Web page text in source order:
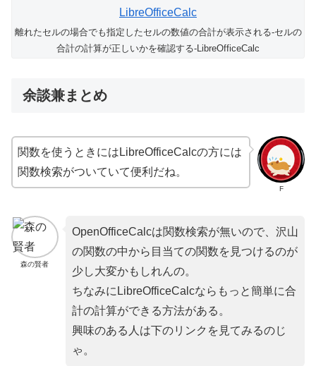
離れたセルの場合でも指定したセルの数値の合計が表示される-セルの
合計の計算が正しいかを確認する-LibreOfficeCalc
余談兼まとめ
F
関数を使うときにはLibreOfficeCalcの方には
関数検索がついていて便利だね。
森の賢者
OpenOfficeCalcは関数検索が無いので、沢山
の関数の中から目当ての関数を見つけるのが
少し大変かもしれんの。
ちなみにLibreOfficeCalcならもっと簡単に合
計の計算ができる方法がある。
興味のある人は下のリンクを見てみるのじ
ゃ。